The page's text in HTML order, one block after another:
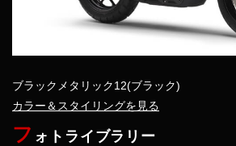
ブラックメタリック12(ブラック)
カラー＆スタイリングを見る
フ ォトライブラリー